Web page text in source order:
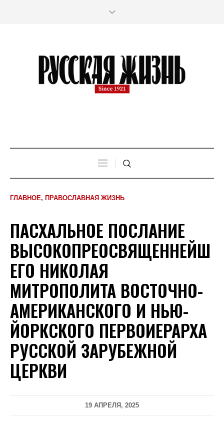
ГЛАВНОЕ, ПРАВОСЛАВНАЯ ЖИЗНЬ
ПАСХАЛЬНОЕ ПОСЛАНИЕ
ВЫСОКОПРЕОСВЯЩЕННЕЙШ
ЕГО НИКОЛАЯ
МИТРОПОЛИТА ВОСТОЧНО-
АМЕРИКАНСКОГО И НЬЮ-
ЙОРКСКОГО ПЕРВОИЕРАРХА
РУССКОЙ ЗАРУБЕЖНОЙ
ЦЕРКВИ
19 АПРЕЛЯ, 2025